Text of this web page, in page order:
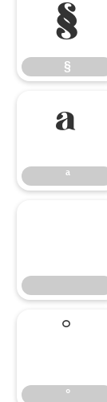
§
§
ª
ª
°
°